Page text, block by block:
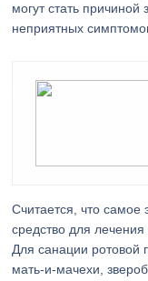
могут стать причиной
неприятных
Считается, что
средство для
Для санации ротовой
мать-и-мачехи,